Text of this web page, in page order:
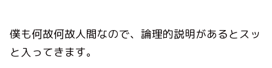
僕も何故何故人間なので、論理的説明があるとスッ
と入ってきます。